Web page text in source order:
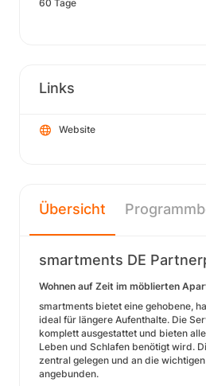
60 Tage
Links
Website
Übersicht
smartments DE
Wohnen auf Zeit im möblierten
smartments bietet eine gehobene,
ideal für längere Aufenthalte. Die
komplett ausgestattet und bieten
Leben und Schlafen benötigt wird.
zentral gelegen und an die
angebunden.